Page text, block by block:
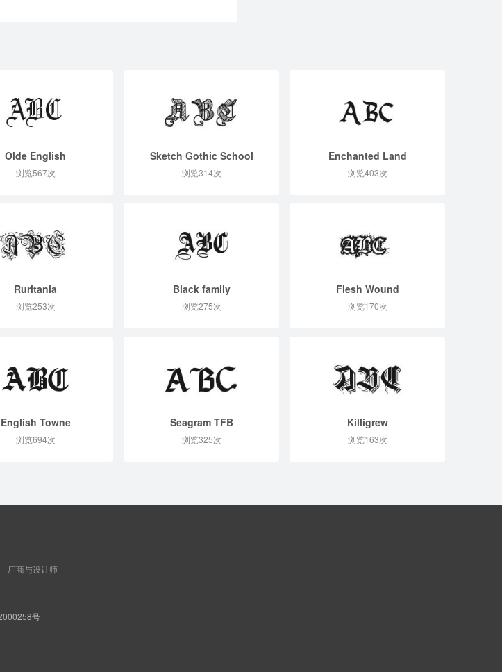
Olde English
浏览567次
Sketch Gothic School
浏览314次
Enchanted Land
浏览403次
Ruritania
浏览253次
Black family
浏览275次
Flesh Wound
浏览170次
English Towne
浏览694次
Seagram TFB
浏览325次
Killigrew
浏览163次
厂商与设计师
号